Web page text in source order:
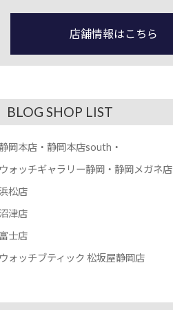
店舗情報はこちら
BLOG SHOP LIST
岡本店・静岡本店south・
ォッチギャラリー静岡・静岡メガネ店
松店
津店
士店
ォッチブティック 松坂屋静岡店